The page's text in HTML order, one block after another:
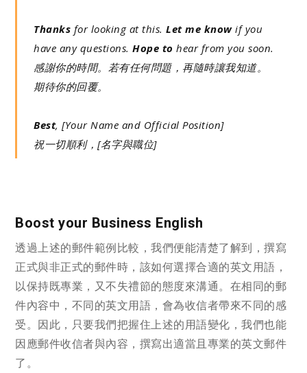
Thanks for looking at this.Let me knowif you
have any questions.Hope to hear from you soon.
感謝你的時間。若有任何問題，再隨時讓我知道。
期待你的回覆。
Best, [Your Name and Official Position]
祝一切順利，[名字與職位]
Boost your Business English
透過上述的郵件範例比較，我們便能清楚了解到，撰寫
正式與非正式的郵件時，該如何選擇合適的英文用語，
以保持既專業，又不失禮節的態度來溝通。在相同的郵
件內容中，不同的英文用語，會為收信者帶來不同的感
受。因此，只要我們把握住上述的用語變化，我們也能
因應郵件收信者與內容，撰寫出適當且專業的英文郵件
了。